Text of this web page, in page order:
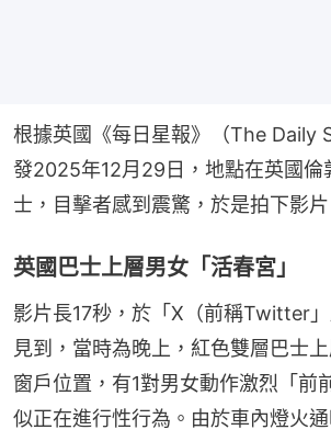
根據英國《每日星報》（The Daily
發2025年12月29日，地點在英國倫
士，目擊者感到震驚，於是拍下影片
英國巴士上層男女「活春宮」
影片長17秒，於「X（前稱Twitter
見到，當時為晚上，紅色雙層巴士
窗戶位置，有1對男女動作激烈「前
似正在進行性行為。由於車內燈火